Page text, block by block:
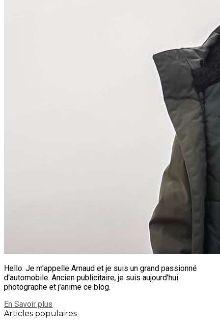
Hello. Je m'appelle Arnaud et je suis un grand passionné
d'automobile. Ancien publicitaire, je suis aujourd'hui
photographe et j'anime ce blog.
En Savoir plus
Articles populaires